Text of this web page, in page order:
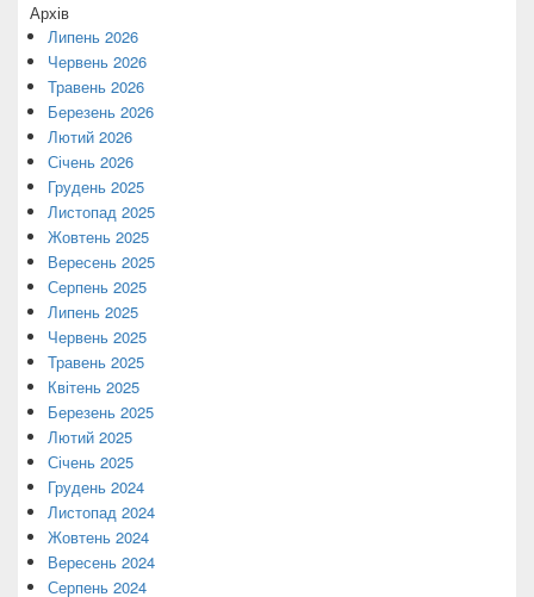
Архів
Липень 2026
Червень 2026
Травень 2026
Березень 2026
Лютий 2026
Січень 2026
Грудень 2025
Листопад 2025
Жовтень 2025
Вересень 2025
Серпень 2025
Липень 2025
Червень 2025
Травень 2025
Квітень 2025
Березень 2025
Лютий 2025
Січень 2025
Грудень 2024
Листопад 2024
Жовтень 2024
Вересень 2024
Серпень 2024